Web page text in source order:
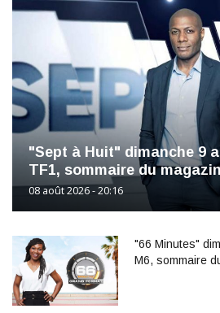
"Sept à Huit" dimanche 9
TF1, sommaire du
08 août 2026 - 20:16
"66 Minutes"
M6, sommaire